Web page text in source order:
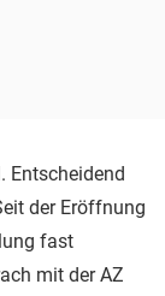
Entscheidend
der Eröffnung
fast
mit der AZ